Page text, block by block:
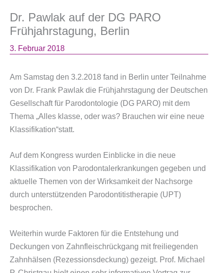
Dr. Pawlak auf der DG PARO
Frühjahrstagung, Berlin
3. Februar 2018
Am Samstag den 3.2.2018 fand in Berlin unter Teilnahme
von Dr. Frank Pawlak die Frühjahrstagung der Deutschen
Gesellschaft für Parodontologie (DG PARO) mit dem
Thema „Alles klasse, oder was? Brauchen wir eine neue
Klassifikation“statt.
Auf dem Kongress wurden Einblicke in die neue
Klassifikation von Parodontalerkrankungen gegeben und
aktuelle Themen von der Wirksamkeit der Nachsorge
durch unterstützenden Parodontitistherapie (UPT)
besprochen.
Weiterhin wurde Faktoren für die Entstehung und
Deckungen von Zahnfleischrückgang mit freiliegenden
Zahnhälsen (Rezessionsdeckung) gezeigt. Prof. Michael